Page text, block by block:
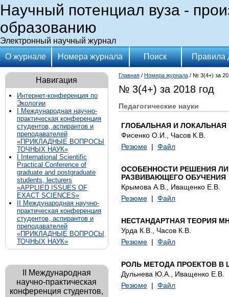
Научный потенциал вуза -
образованию
Электронный научный журнал
О журнале
Номера журнала Поиск Правила
Навигация
Интернет-конференция по
Экологии
I Международная научно-
практическая конференция
студентов, аспирантов и
преподавателей
«ПРИКЛАДНЫЕ ВОПРОСЫ
ТОЧНЫХ НАУК»
I International Scientific
Practical Conference of
graduate and postgraduate
students, lecturers
«APPLIED ISSUES OF
EXACT SCIENCES»
II Международная научно-
практическая конференция
студентов, аспирантов и
преподавателей
«ПРИКЛАДНЫЕ ВОПРОСЫ
ТОЧНЫХ НАУК»
II Международная
научно-практическая
конференция студентов,
Главная / Номера журнала / № 3(4+) за
№ 3(4+) за 2018 год
Педагогические науки
ГЛОБАЛЬНАЯ И
Фисенко О.И., Часов К.В.
Резюме | Файл
ОСОБЕННОСТИ РЕШЕНИЯ
РАЗВИВАЮЩЕГО ОБУЧЕНИЯ
Крымова А.В., Иващенко Е.В.
Резюме | Файл
НЕСТАНДАРТНАЯ ТЕОРИЯ
Урда К.В., Часов К.В.
Резюме | Файл
РОЛЬ МЕТОДА ПРОЕКТОВ
Дульнева Ю.А., Иващенко Е.В.
Резюме | Файл